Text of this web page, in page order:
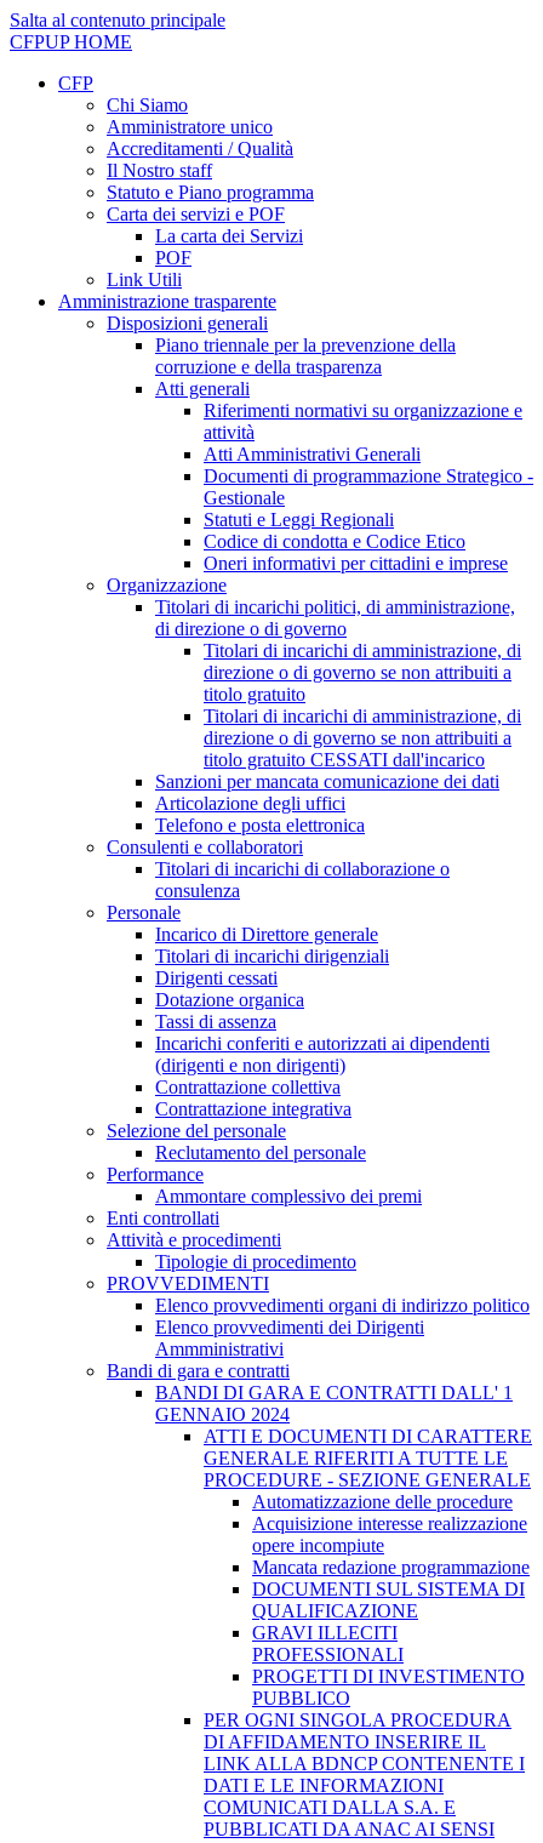
Salta al contenuto principale
CFPUPHOME
CFP
Chi Siamo
Amministratore unico
Accreditamenti / Qualità
Il Nostro staff
Statuto e Piano programma
Carta dei servizi e POF
La carta dei Servizi
POF
Link Utili
Amministrazione trasparente
Disposizioni generali
Piano triennale per la prevenzione della
corruzione e della trasparenza
Atti generali
Riferimenti normativi su organizzazione e
attività
Atti Amministrativi Generali
Documenti di programmazione Strategico -
Gestionale
Statuti e Leggi Regionali
Codice di condotta e Codice Etico
Oneri informativi per cittadini e imprese
Organizzazione
Titolari di incarichi politici, di amministrazione,
di direzione o di governo
Titolari di incarichi di amministrazione, di
direzione o di governo se non attribuiti a
titolo gratuito
Titolari di incarichi di amministrazione, di
direzione o di governo se non attribuiti a
titolo gratuito CESSATI dall'incarico
Sanzioni per mancata comunicazione dei dati
Articolazione degli uffici
Telefono e posta elettronica
Consulenti e collaboratori
Titolari di incarichi di collaborazione o
consulenza
Personale
Incarico di Direttore generale
Titolari di incarichi dirigenziali
Dirigenti cessati
Dotazione organica
Tassi di assenza
Incarichi conferiti e autorizzati ai dipendenti
(dirigenti e non dirigenti)
Contrattazione collettiva
Contrattazione integrativa
Selezione del personale
Reclutamento del personale
Performance
Ammontare complessivo dei premi
Enti controllati
Attività e procedimenti
Tipologie di procedimento
PROVVEDIMENTI
Elenco provvedimenti organi di indirizzo politico
Elenco provvedimenti dei Dirigenti
Ammministrativi
Bandi di gara e contratti
BANDI DI GARA E CONTRATTI DALL' 1
GENNAIO 2024
ATTI E DOCUMENTI DI CARATTERE
GENERALE RIFERITI A TUTTE LE
PROCEDURE - SEZIONE GENERALE
Automatizzazione delle procedure
Acquisizione interesse realizzazione
opere incompiute
Mancata redazione programmazione
DOCUMENTI SUL SISTEMA DI
QUALIFICAZIONE
GRAVI ILLECITI
PROFESSIONALI
PROGETTI DI INVESTIMENTO
PUBBLICO
PER OGNI SINGOLA PROCEDURA
DI AFFIDAMENTO INSERIRE IL
LINK ALLA BDNCP CONTENENTE I
DATI E LE INFORMAZIONI
COMUNICATI DALLA S.A. E
PUBBLICATI DA ANAC AI SENSI